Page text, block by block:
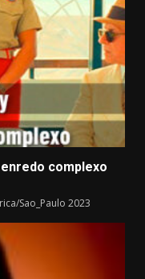
complexo
Sao_Paulo 2023